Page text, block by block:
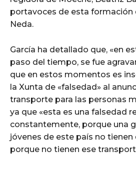
portavoces de esta formación
Neda.
García ha detallado que, «en
paso del tiempo, se fue
que en estos momentos es
la Xunta de «falsedad» al
transporte para las personas
ya que «esta es una falsedad
constantemente, porque una
jóvenes de este país no tienen
porque no tienen ese